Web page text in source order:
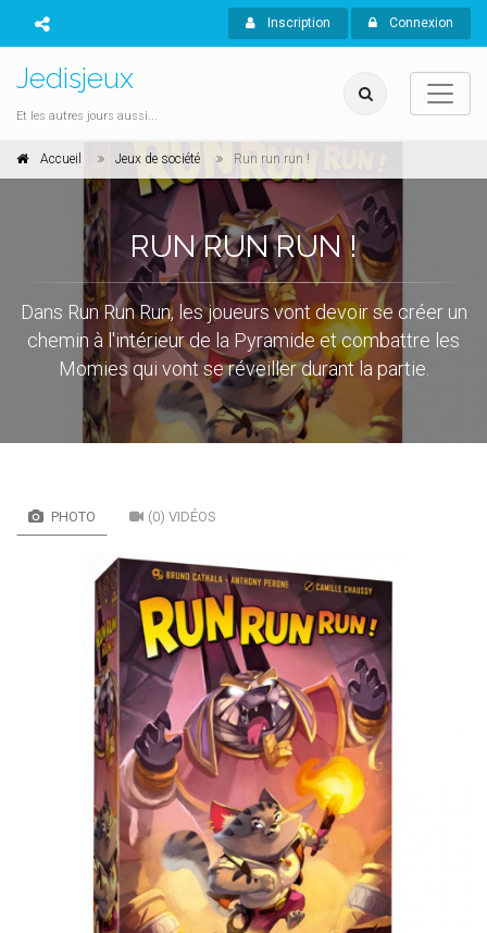
Inscription Connexion
Jedisjeux
Et les autres jours aussi...
Accueil Jeux de société Run run run !
RUN RUN RUN !
Dans Run Run Run, les joueurs vont devoir se créer un
chemin à l'intérieur de la Pyramide et combattre les
Momies qui vont se réveiller durant la partie.
PHOTO (0) VIDÉOS